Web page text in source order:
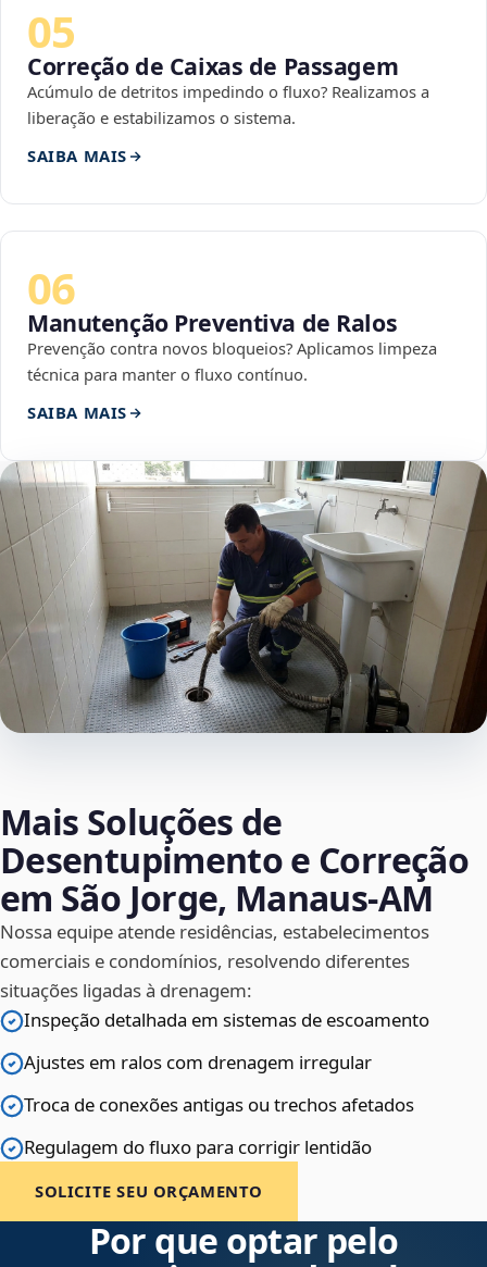
05
Correção de Caixas de Passagem
Acúmulo de detritos impedindo o fluxo? Realizamos a
liberação e estabilizamos o sistema.
SAIBA MAIS
06
Manutenção Preventiva de Ralos
Prevenção contra novos bloqueios? Aplicamos limpeza
técnica para manter o fluxo contínuo.
SAIBA MAIS
Mais Soluções de
Desentupimento e Correção
em São Jorge, Manaus‑AM
Nossa equipe atende residências, estabelecimentos
comerciais e condomínios, resolvendo diferentes
situações ligadas à drenagem:
Inspeção detalhada em sistemas de escoamento
Ajustes em ralos com drenagem irregular
Troca de conexões antigas ou trechos afetados
Regulagem do fluxo para corrigir lentidão
SOLICITE SEU ORÇAMENTO
Por que optar pelo